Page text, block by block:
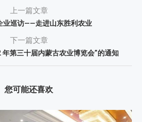
上一篇文章
业巡访——走进山东胜利农业
下一篇文章
年第三十届内蒙古农业博览会”的通知
您可能还喜欢